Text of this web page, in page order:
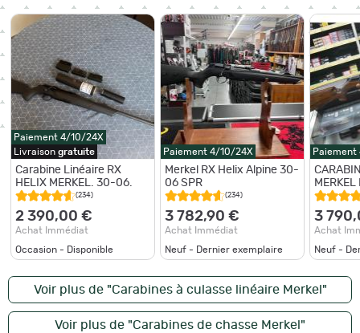
Paiement 4/10/24X
Livraison gratuite
Carabine Linéaire RX
HELIX MERKEL. 30-06.
(234)
2 390,00 €
Achat Immédiat
Occasion - Disponible
Paiement 4/10/24X
Merkel RX Helix Alpine 30-
06 SPR
(234)
3 782,90 €
Achat Immédiat
Neuf - Dernier exemplaire
3
Achat
Neuf -
Voir plus de "Carabines à culasse linéaire Merkel"
Voir plus de "Carabines de chasse Merkel"